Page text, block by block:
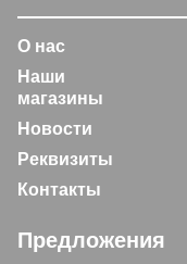
О нас
Наши
магазины
Новости
Реквизиты
Контакты
Предложения